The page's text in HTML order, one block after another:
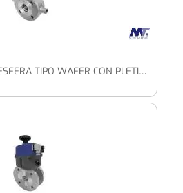
53291032 VÁLVULA ESFERA TIPO WAFER CON PLETINA ISO, CON CÁMARA CALEFACCIÓN CON ACTUADOR BAJO VOLTAJE